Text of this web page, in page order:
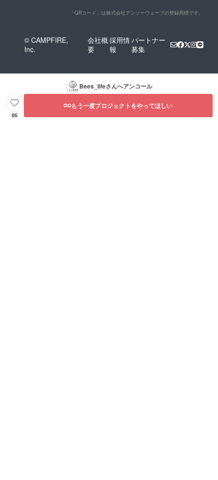
「QRコード」は株式会社デンソーウェーブの登録商標です。
© CAMPFIRE,
Inc.
会社概
要
採用情
報
パートナー
募集
Bees_lifeさんへアンコール
86
もう一度プロジェクトをやってほしい